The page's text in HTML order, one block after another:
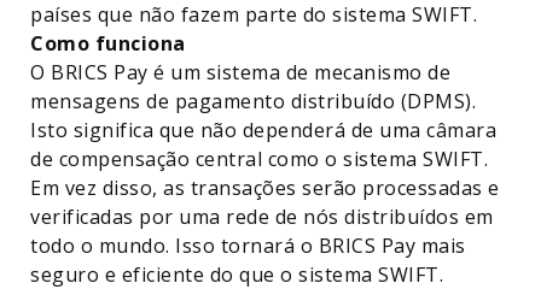
países que não fazem parte do sistema SWIFT.
Como funciona
O BRICS Pay é um sistema de mecanismo de
mensagens de pagamento distribuído (DPMS).
Isto significa que não dependerá de uma câmara
de compensação central como o sistema SWIFT.
Em vez disso, as transações serão processadas e
verificadas por uma rede de nós distribuídos em
todo o mundo. Isso tornará o BRICS Pay mais
seguro e eficiente do que o sistema SWIFT.